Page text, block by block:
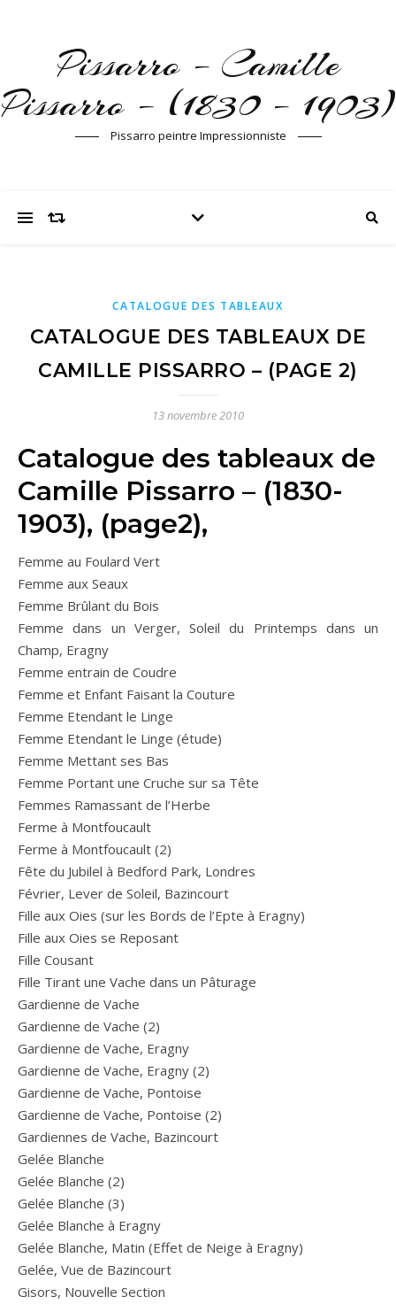
Pissarro – Camille
Pissarro – (1830 – 1903)
Pissarro peintre Impressionniste
CATALOGUE DES TABLEAUX
CATALOGUE DES TABLEAUX DE
CAMILLE PISSARRO – (PAGE 2)
13 novembre 2010
Catalogue des tableaux de
Camille Pissarro – (1830-
1903), (page2),
Femme au Foulard Vert
Femme aux Seaux
Femme Brûlant du Bois
Femme dans un Verger, Soleil du Printemps dans un
Champ, Eragny
Femme entrain de Coudre
Femme et Enfant Faisant la Couture
Femme Etendant le Linge
Femme Etendant le Linge (étude)
Femme Mettant ses Bas
Femme Portant une Cruche sur sa Tête
Femmes Ramassant de l’Herbe
Ferme à Montfoucault
Ferme à Montfoucault (2)
Fête du Jubilel à Bedford Park, Londres
Février, Lever de Soleil, Bazincourt
Fille aux Oies (sur les Bords de l’Epte à Eragny)
Fille aux Oies se Reposant
Fille Cousant
Fille Tirant une Vache dans un Pâturage
Gardienne de Vache
Gardienne de Vache (2)
Gardienne de Vache, Eragny
Gardienne de Vache, Eragny (2)
Gardienne de Vache, Pontoise
Gardienne de Vache, Pontoise (2)
Gardiennes de Vache, Bazincourt
Gelée Blanche
Gelée Blanche (2)
Gelée Blanche (3)
Gelée Blanche à Eragny
Gelée Blanche, Matin (Effet de Neige à Eragny)
Gelée, Vue de Bazincourt
Gisors, Nouvelle Section